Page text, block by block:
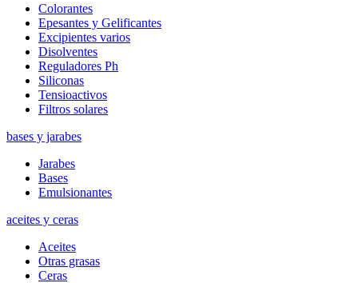
Colorantes
Epesantes y Gelificantes
Excipientes varios
Disolventes
Reguladores Ph
Siliconas
Tensioactivos
Filtros solares
bases y jarabes
Jarabes
Bases
Emulsionantes
aceites y ceras
Aceites
Otras grasas
Ceras